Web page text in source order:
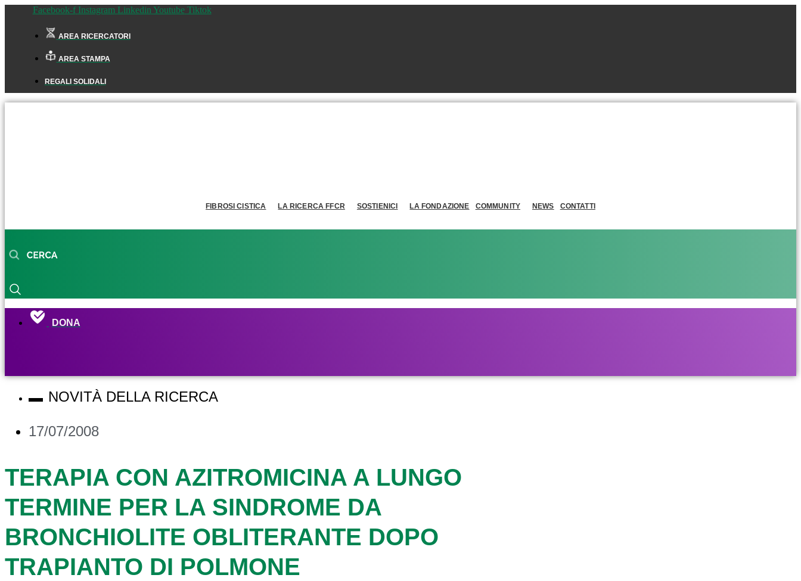
Facebook-f Instagram Linkedin Youtube Tiktok
AREA RICERCATORI
AREA STAMPA
REGALI SOLIDALI
FIBROSI CISTICA LA RICERCA FFCR SOSTIENICI LA FONDAZIONE COMMUNITY NEWS CONTATTI
DONA
NOVITÀ DELLA RICERCA
17/07/2008
TERAPIA CON AZITROMICINA A LUNGO
TERMINE PER LA SINDROME DA
BRONCHIOLITE OBLITERANTE DOPO
TRAPIANTO DI POLMONE